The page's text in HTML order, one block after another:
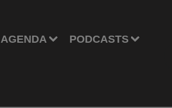
AGENDA PODCASTS